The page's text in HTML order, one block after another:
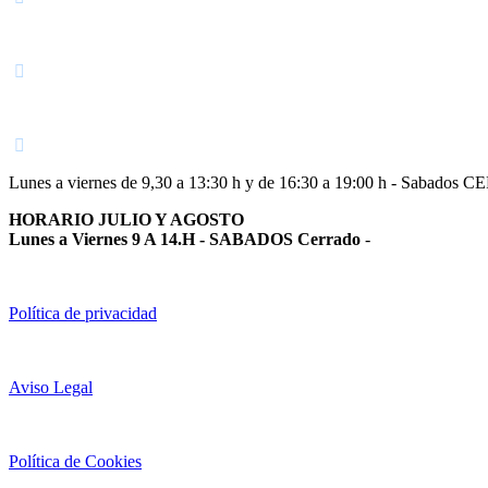
Lunes a viernes de 9,30 a 13:30 h y de 16:30 a 19:00 h - Sabados
HORARIO JULIO Y AGOSTO
Lunes a Viernes 9 A 14.H - SABADOS Cerrado -
Política de privacidad
Aviso Legal
Política de Cookies